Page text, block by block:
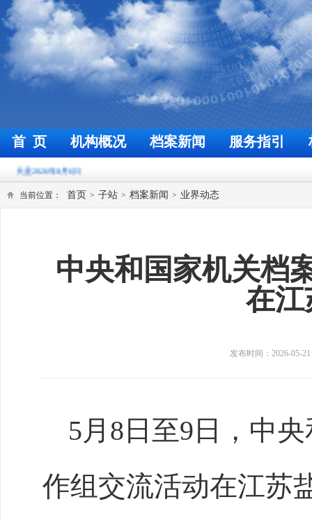
首 页 机构概况 档案新闻 服务指引
当前位置： 首页 > 子站 > 档案新闻 > 业界动态
中央和国家机关档
在江
发布时间：2026-05-21
5月8日至9日，中
作组交流活动在江苏